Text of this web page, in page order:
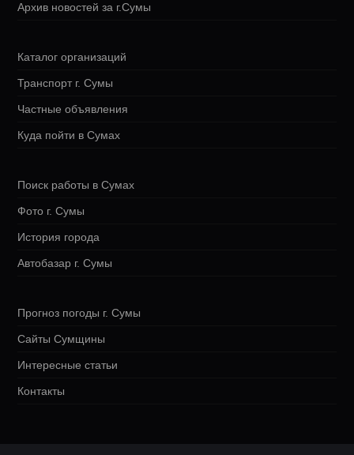
Архив новостей за г.Сумы
Каталог организаций
Транспорт г. Сумы
Частные объявления
Куда пойти в Сумах
Поиск работы в Сумах
Фото г. Сумы
История города
Автобазар г. Сумы
Прогноз погоды г. Сумы
Сайты Сумщины
Интересные статьи
Контакты